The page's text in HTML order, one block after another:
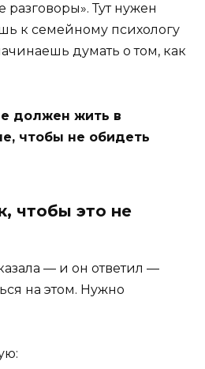
разговоры». Тут нужен
к семейному психологу
думать о том, как
должен жить в
чтобы не обидеть
чтобы это не
— и он ответил —
на этом. Нужно